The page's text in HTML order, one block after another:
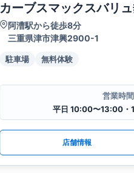
カーブスマックスバリ
阿漕駅から徒歩8分
三重県津市津興2900-1
駐車場 無料体験
営業時間
平日 10:00〜13:00
店舗情報